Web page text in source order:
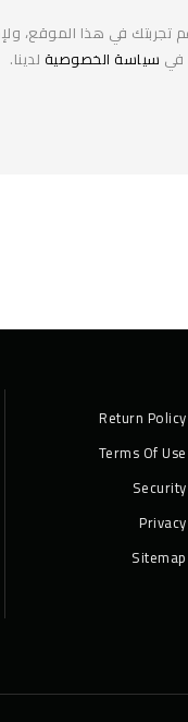
تجربتك في هذا الموقع،
في سياسة الخصوصية لدينا.
Return Policy
Terms Of Use
Security
Privacy
Sitemap